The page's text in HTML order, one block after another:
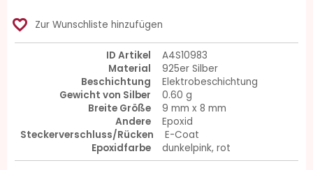
favorite_border Zur Wunschliste hinzufügen
ID Artikel
A4S10983
Material
925er Silber
Beschichtung
Elektrobeschichtung
Gewicht von Silber
0.60 g
Breite Größe
9 mm x 8 mm
Andere
Epoxid
Steckerverschluss/Rücken
E-Coat
Epoxidfarbe
dunkelpink, rot